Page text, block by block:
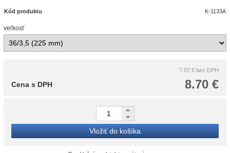
Kód produktu K-1133A
veľkosť
7.07 € bez DPH
8.70 €
Cena s DPH
Vložiť do košíka